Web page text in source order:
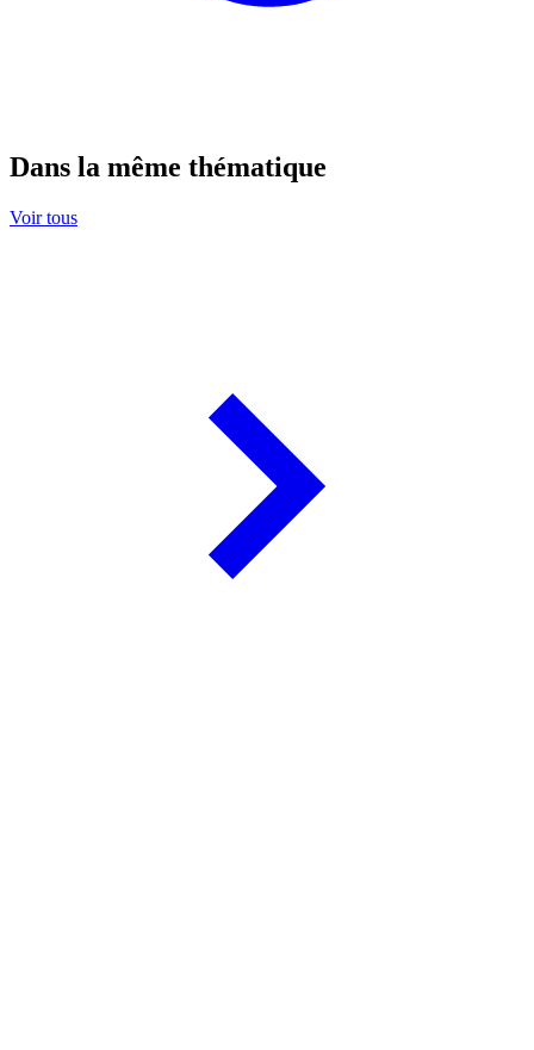
Dans la même thématique
Voir tous